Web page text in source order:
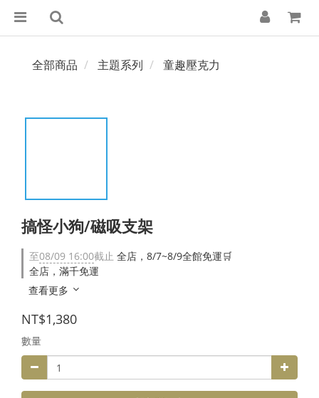
全部商品 主題系列 童趣壓克力
搞怪小狗/磁吸支架
至08/09 16:00截止 全店，8/7~8/9全館免運🛒
全店，滿千免運
查看更多
NT$1,380
數量